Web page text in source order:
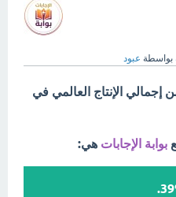
بواسطة عبود
الإنتاج العالمي في
بوابة الإجابات هي: